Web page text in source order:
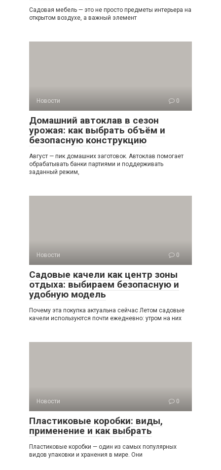
Садовая мебель — это не просто предметы интерьера на
открытом воздухе, а важный элемент
Новости 0
Домашний автоклав в сезон
урожая: как выбрать объём и
безопасную конструкцию
Август — пик домашних заготовок. Автоклав помогает
обрабатывать банки партиями и поддерживать
заданный режим,
Новости 0
Садовые качели как центр зоны
отдыха: выбираем безопасную и
удобную модель
Почему эта покупка актуальна сейчас Летом садовые
качели используются почти ежедневно: утром на них
Новости 0
Пластиковые коробки: виды,
применение и как выбрать
Пластиковые коробки — один из самых популярных
видов упаковки и хранения в мире. Они